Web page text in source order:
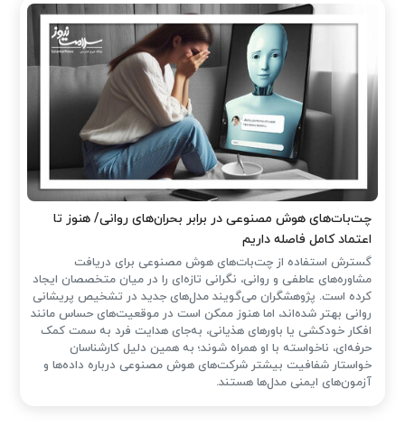
چت‌بات‌های هوش مصنوعی در برابر بحران‌های روانی/ هنوز تا
اعتماد کامل فاصله داریم
گسترش استفاده از چت‌بات‌های هوش مصنوعی برای دریافت
مشاوره‌های عاطفی و روانی، نگرانی تازه‌ای را در میان متخصصان ایجاد
کرده است. پژوهشگران می‌گویند مدل‌های جدید در تشخیص پریشانی
روانی بهتر شده‌اند، اما هنوز ممکن است در موقعیت‌های حساس مانند
افکار خودکشی یا باورهای هذیانی، به‌جای هدایت فرد به سمت کمک
حرفه‌ای، ناخواسته با او همراه شوند؛ به همین دلیل کارشناسان
خواستار شفافیت بیشتر شرکت‌های هوش مصنوعی درباره داده‌ها و
آزمون‌های ایمنی مدل‌ها هستند.